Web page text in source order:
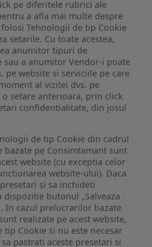
pe diferitele rubrici ale
a afla mai multe despre
Tehnologii de tip Cookie
setarile. Cu toate acestea,
anumitor tipuri de
sau a anumitor Vendor-i poate
pe website si serviciile pe care
al vizitei dvs. pe
setare anterioara, prin click
confidentialitate, din josul
de tip Cookie din cadrul
bazate pe Consimtamant sunt
website (cu exceptia celor
website-ului). Daca
si sa inchideti
butonul „Salveaza
In cazul prelucrarilor bazate
realizate pe acest website,
tip Cookie si nu este necesar
pastrati aceste presetari si